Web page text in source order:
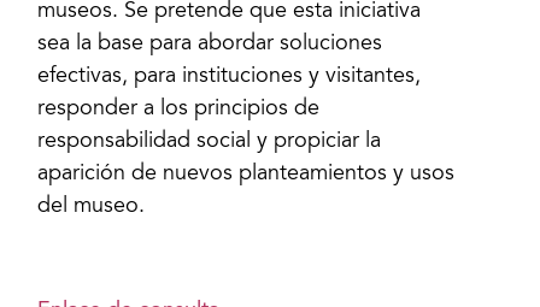
museos. Se pretende que esta iniciativa
sea la base para abordar soluciones
efectivas, para instituciones y visitantes,
responder a los principios de
responsabilidad social y propiciar la
aparición de nuevos planteamientos y usos
del museo.